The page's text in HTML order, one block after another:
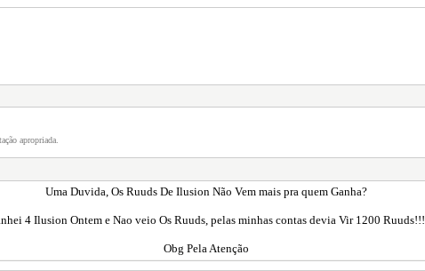
apropriada.
Uma Duvida, Os Ruuds De Ilusion Não Vem mais pra quem Ganha?
4 Ilusion Ontem e Nao veio Os Ruuds, pelas minhas contas devia Vir 1200 Ruuds!!!
Obg Pela Atenção